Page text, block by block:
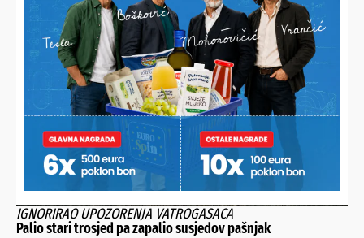
OD RADA I TRUDA OSTALE SU SAMO PUNE NJIVE
Nitko ne želi otkupiti Josipovih 5.000 klipova kukuruza
šećerca pa ih sada besplatno dijeli
IGNORIRAO UPOZORENJA VATROGASACA
Palio stari trosjed pa zapalio susjedov pašnjak